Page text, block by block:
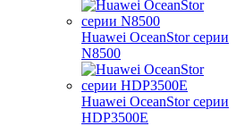
Huawei OceanStor серии
N8500
Huawei OceanStor серии
HDP3500E